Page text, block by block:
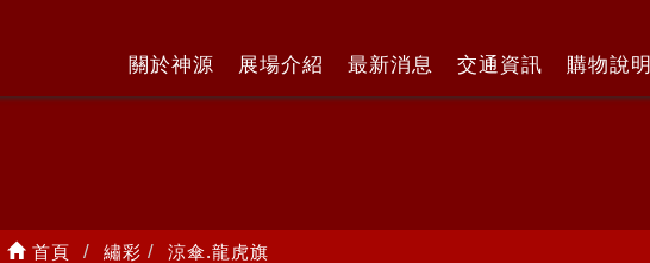
關於神源 展場介紹 最新消息 交通資訊 購物說明
首頁 繡彩 涼傘.龍虎旗